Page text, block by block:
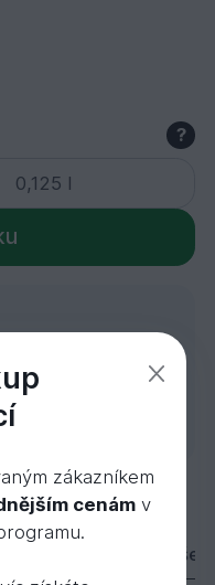
?
Poptávka
červená 0,125
zákazníkem
cenámv